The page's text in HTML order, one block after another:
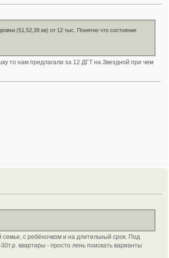
(51,52,39 кв) от 12 тыс. Понятно что состояние
то нам предлагали за 12 ДГТ на Звездной при чем
с ребёночком и на длительный срок. Под
квартиры - просто лень поискать варианты